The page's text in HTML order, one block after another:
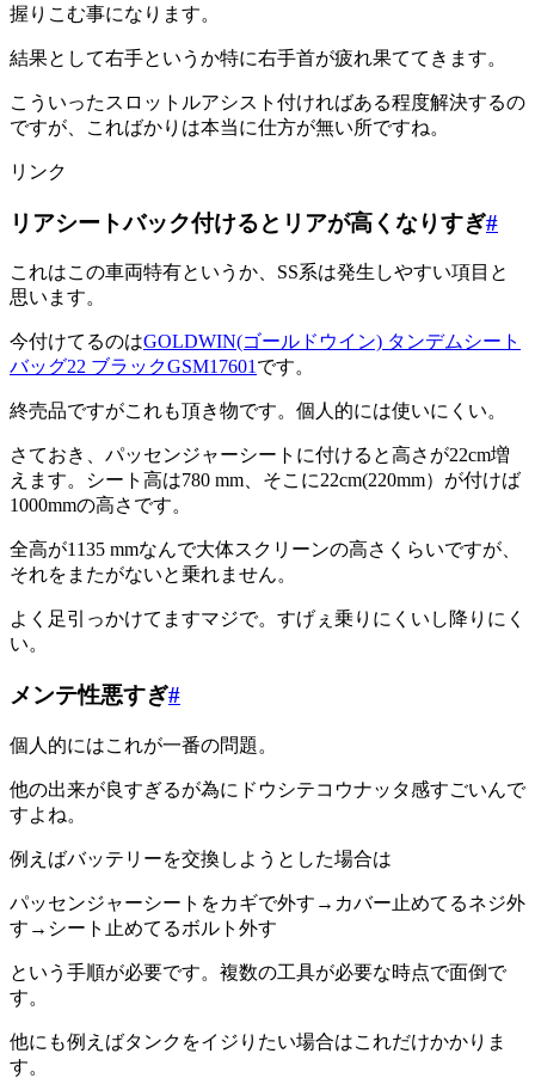
握りこむ事になります。
結果として右手というか特に右手首が疲れ果ててきます。
こういったスロットルアシスト付ければある程度解決するの
ですが、こればかりは本当に仕方が無い所ですね。
リンク
リアシートバック付けるとリアが高くなりすぎ#
これはこの車両特有というか、SS系は発生しやすい項目と
思います。
今付けてるのはGOLDWIN(ゴールドウイン) タンデムシート
バッグ22 ブラックGSM17601 です。
終売品ですがこれも頂き物です。個人的には使いにくい。
さておき、パッセンジャーシートに付けると高さが22cm増
えます。シート高は780 mm、そこに22cm(220mm）が付けば
1000mmの高さです。
全高が1135 mmなんで大体スクリーンの高さくらいですが、
それをまたがないと乗れません。
よく足引っかけてますマジで。すげぇ乗りにくいし降りにく
い。
メンテ性悪すぎ#
個人的にはこれが一番の問題。
他の出来が良すぎるが為にドウシテコウナッタ感すごいんで
すよね。
例えばバッテリーを交換しようとした場合は
パッセンジャーシートをカギで外す→カバー止めてるネジ外
す→シート止めてるボルト外す
という手順が必要です。複数の工具が必要な時点で面倒で
す。
他にも例えばタンクをイジりたい場合はこれだけかかりま
す。